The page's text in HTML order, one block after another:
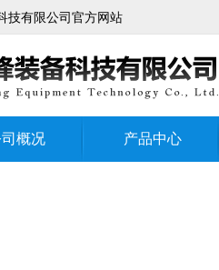
技有限公司官方网站
概况 产品中心